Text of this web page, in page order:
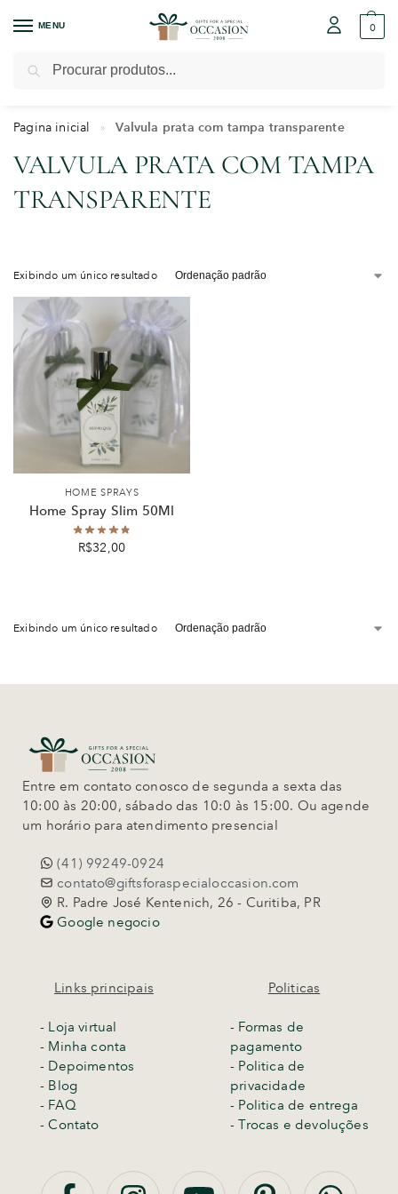
MENU 0
Pagina inicial » Valvula prata com tampa transparente
VALVULA PRATA COM TAMPA
TRANSPARENTE
Exibindo um único resultado
HOME SPRAYS
Home Spray Slim 50Ml
R$32,00
Exibindo um único resultado
Entre em contato conosco de segunda a sexta das
10:00 às 20:00, sábado das 10:0 às 15:00. Ou agende
um horário para atendimento presencial
(41) 99249-0924
contato@giftsforaspecialoccasion.com
R. Padre José Kentenich, 26 - Curitiba, PR
Google negocio
Links principais
- Loja virtual
- Minha conta
- Depoimentos
- Blog
- FAQ
- Contato
Politicas
- Formas de
pagamento
- Politica de
privacidade
- Politica de entrega
-Trocas e devoluções